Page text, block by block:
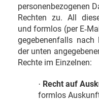
personenbezogenen
Rechten zu. All
und formlos (per E‐
gegebenenfalls nach
der unten
Rechte im Einzelnen:
· Recht auf
formlos